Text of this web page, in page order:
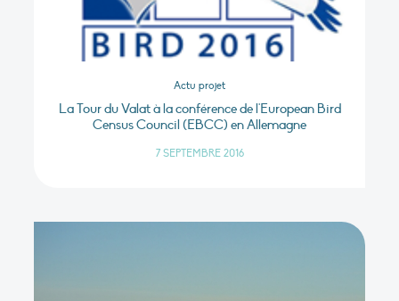
Actu projet
La Tour du Valat à la conférence de l'European Bird
Census Council (EBCC) en Allemagne
7 SEPTEMBRE 2016